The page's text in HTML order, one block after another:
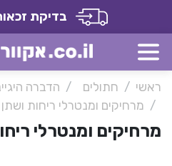
בדיקת
ראשי חתולים
הדברה
מרחיקים ומנטרלי ריחות ושתן
מרחיקים ומנטרלי